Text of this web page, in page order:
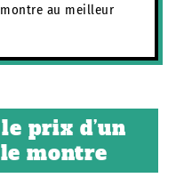
au meilleur
prix d’un
montre